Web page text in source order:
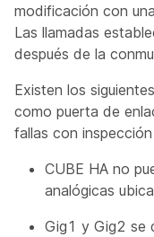
modificación con
Las llamadas
después de la
Existen los
como puerta de
fallas con
CUBE HA no
analógicas
Gig1 y Gig2 se